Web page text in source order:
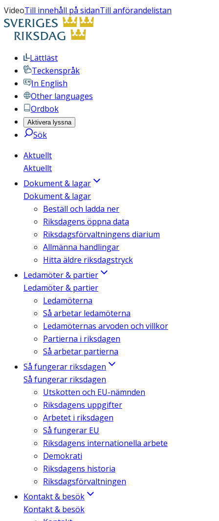
VideoTill innehåll på sidanTill anförandelistan
Lättläst
Teckenspråk
In English
Other languages
Ordbok
Aktivera lyssna
Sök
Aktuellt
Aktuellt
Dokument & lagar
Dokument & lagar
Beställ och ladda ner
Riksdagens öppna data
Riksdagsförvaltningens diarium
Allmänna handlingar
Hitta äldre riksdagstryck
Ledamöter & partier
Ledamöter & partier
Ledamöterna
Så arbetar ledamöterna
Ledamöternas arvoden och villkor
Partierna i riksdagen
Så arbetar partierna
Så fungerar riksdagen
Så fungerar riksdagen
Utskotten och EU-nämnden
Riksdagens uppgifter
Arbetet i riksdagen
Så fungerar EU
Riksdagens internationella arbete
Demokrati
Riksdagens historia
Riksdagsförvaltningen
Kontakt & besök
Kontakt & besök